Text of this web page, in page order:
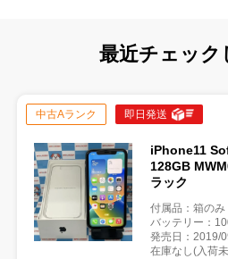
最近チェック
中古Aランク 即日発送
iPhone11
128GB
ラック
付属品：箱のみ
バッテリー：
発売日：2019/
在庫なし(入荷